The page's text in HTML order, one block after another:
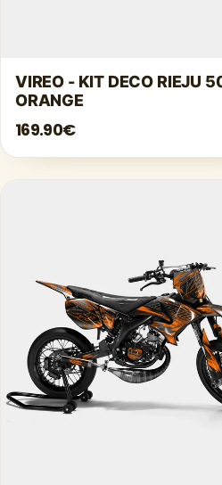
VIREO - KIT DECO RIEJU 50CC -
ORANGE
169.90€